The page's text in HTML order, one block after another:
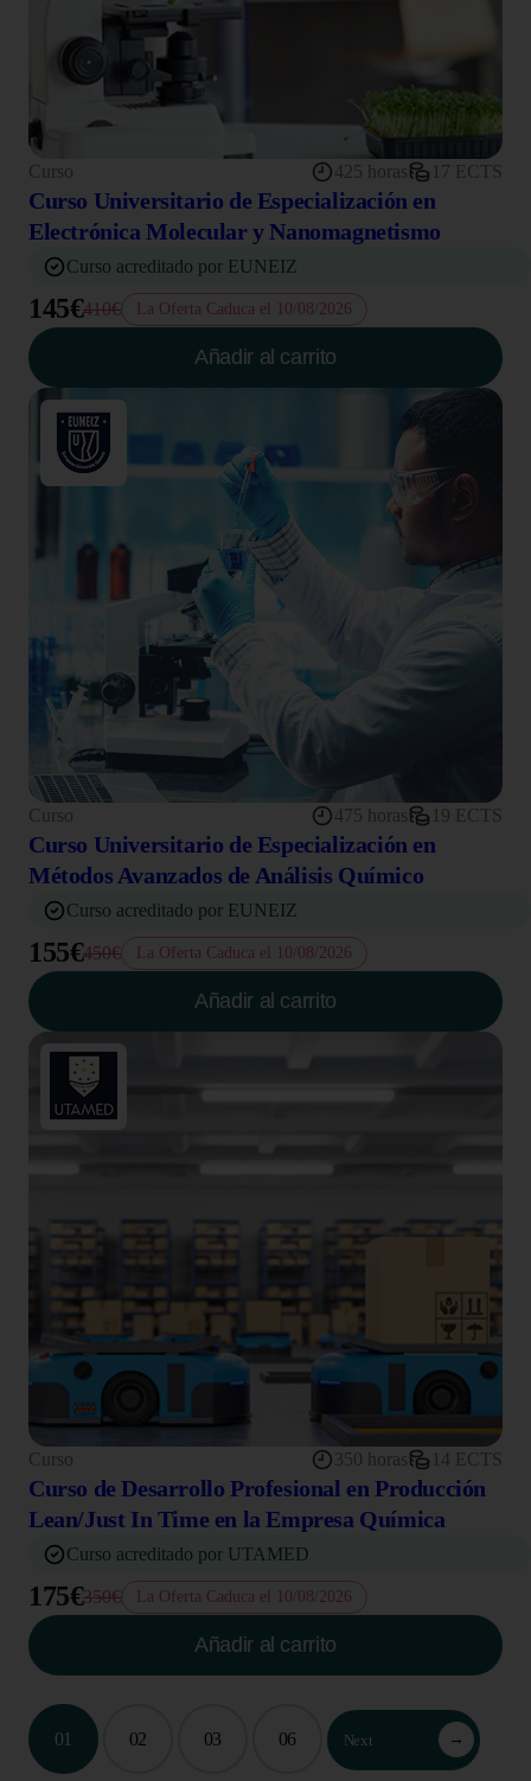
Curso 425 horas 17 ECTS
Curso Universitario de Especialización en
Electrónica Molecular y Nanomagnetismo
Curso acreditado por EUNEIZ
145€410€ La Oferta Caduca el 10/08/2026
Añadir al carrito
Curso 475 horas 19 ECTS
Curso Universitario de Especialización en
Métodos Avanzados de Análisis Químico
Curso acreditado por EUNEIZ
155€450€ La Oferta Caduca el 10/08/2026
Añadir al carrito
Curso 350 horas 14 ECTS
Curso de Desarrollo Profesional en Producción
Lean/Just In Time en la Empresa Química
Curso acreditado por UTAMED
175€350€ La Oferta Caduca el 10/08/2026
Añadir al carrito
01 02 03 06 Next →